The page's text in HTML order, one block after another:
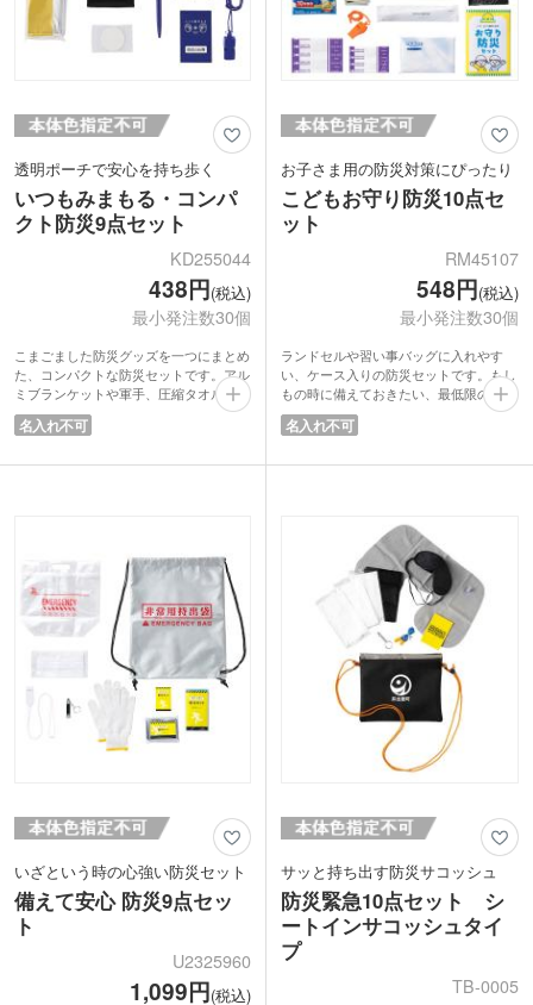
「あらゆる方向からの水しぶきの保護」
という状態。生活防水。
透明ポーチで安心を持ち歩く
いつもみまもる・コンパ
クト防災9点セット
KD255044
438円(税込)
最小発注数30個
こまごました防災グッズを一つにまとめ
た、コンパクトな防災セットです。アル
ミブランケットや軍手、圧縮タオルな
ど、もしもの時に役立つアイテムを付属
の底マチ付きポーチに収納できます。ポ
いです。
イベントの来場特典などにおすすめで
す。
名入れ不可
お子さま用の防災対策にぴったり
こどもお守り防災10点セ
ット
RM45107
548円(税込)
最小発注数30個
ランドセルや習い事バッグに入れやす
い、ケース入りの防災セットです。もし
もの時に備えておきたい、最低限の防災
グッズが10点まとまって安心感がありま
す。ケースはファスナー式で大きく開く
し入れらくちん。お子さまでも扱いやす
防災イベントや塾の入会キャンペーンな
どで配布すれば、お子さまから保護者の
方まで喜ばれます。ケースは2色取混ぜ
でのお届けです。
名入れ不可
いざという時の心強い防災セット
備えて安心 防災9点セッ
ト
U2325960
1,099円(税込)
サッと持ち出す防災サコッシュ
防災緊急10点セット シ
ートインサコッシュタイ
プ
TB-0005